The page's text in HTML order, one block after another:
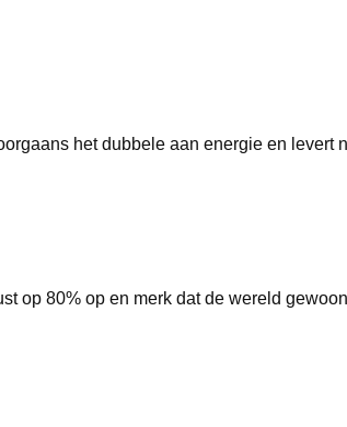
het dubbele aan energie en levert
op 80% op en merk dat de wereld